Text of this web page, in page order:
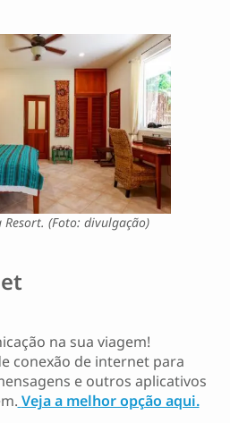
Resort. (Foto: divulgação)
na sua viagem!
conexão de internet para
e outros aplicativos
Veja a melhor opção aqui.